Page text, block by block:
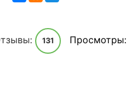
131 Просмотры: